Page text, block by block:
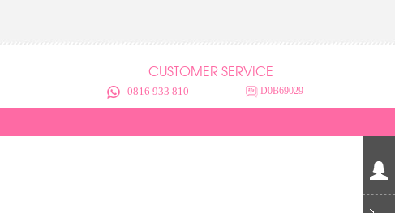
CUSTOMER SERVICE
0816 933 810 D0B69029